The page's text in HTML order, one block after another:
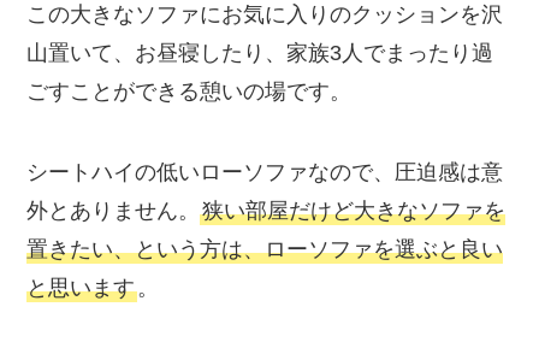
この大きなソファにお気に入りのクッションを沢
山置いて、お昼寝したり、家族3人でまったり過
ごすことができる憩いの場です。
シートハイの低いローソファなので、圧迫感は意
外とありません。狭い部屋だけど大きなソファを
置きたい、という方は、ローソファを選ぶと良い
と思います。